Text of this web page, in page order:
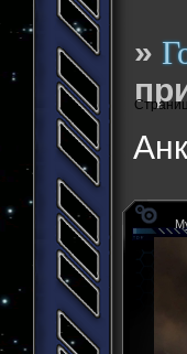
»